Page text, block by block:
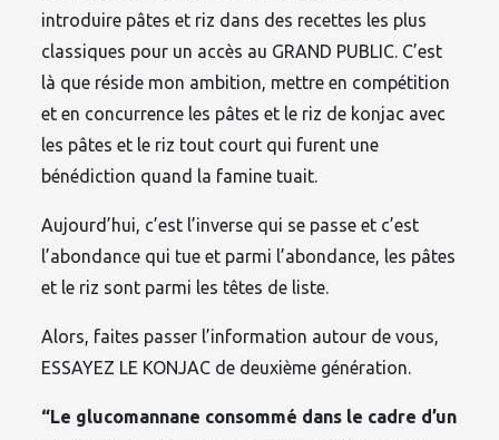
introduire pâtes et riz dans des recettes les plus
classiques pour un accès au GRAND PUBLIC. C’est
là que réside mon ambition, mettre en compétition
et en concurrence les pâtes et le riz de konjac avec
les pâtes et le riz tout court qui furent une
bénédiction quand la famine tuait.
Aujourd’hui, c’est l’inverse qui se passe et c’est
l’abondance qui tue et parmi l’abondance, les pâtes
et le riz sont parmi les têtes de liste.
Alors, faites passer l’information autour de vous,
ESSAYEZ LE KONJAC de deuxième génération.
“Le glucomannane consommé dans le cadre d’un